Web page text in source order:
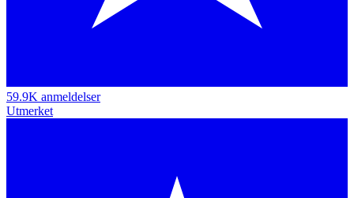
59.9K anmeldelser
Utmerket